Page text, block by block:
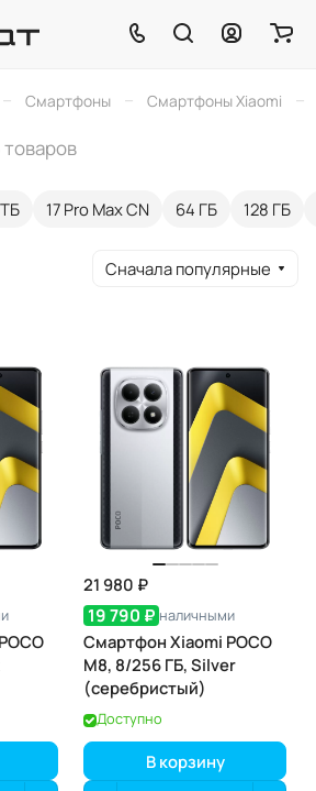
– Смартфоны – Смартфоны Xiaomi –
товаров
17 Pro Max CN 64 ГБ 128 ГБ
Сначала популярные
21 980 ₽
19 790 ₽ наличными
Смартфон Xiaomi POCO
M8, 8/256 ГБ, Silver
(серебристый)
Доступно
В корзину